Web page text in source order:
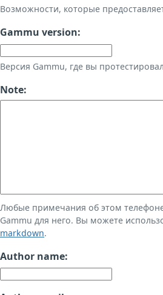
Возможности, которые
Gammu version:
Версия Gammu, где вы
Note:
Любые примечания об этом
Gammu для него. Вы можете
markdown.
Author name: